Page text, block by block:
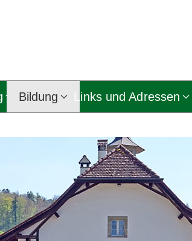
Bildung Links und Adressen